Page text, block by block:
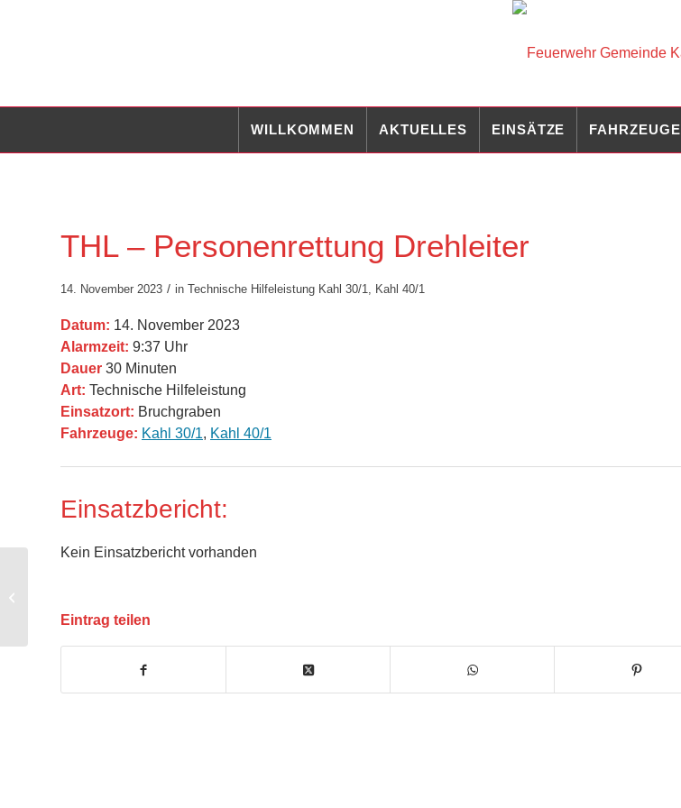
WILLKOMMEN AKTUELLES EINSÄTZE FAHRZEUGE
THL – Personenrettung Drehleiter
14. November 2023 / in Technische Hilfeleistung Kahl 30/1, Kahl 40/1
Datum: 14. November 2023
Alarmzeit: 9:37 Uhr
Dauer 30 Minuten
Art: Technische Hilfeleistung
Einsatzort: Bruchgraben
Fahrzeuge: Kahl 30/1, Kahl 40/1
Einsatzbericht:
Kein Einsatzbericht vorhanden
Eintrag teilen